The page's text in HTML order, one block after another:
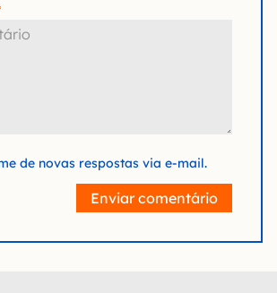
de novas respostas via e-mail.
Enviar comentário